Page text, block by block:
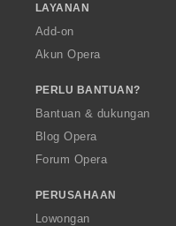
LAYANAN
Add-on
Akun Opera
PERLU BANTUAN?
Bantuan & dukungan
Blog Opera
Forum Opera
PERUSAHAAN
Lowongan